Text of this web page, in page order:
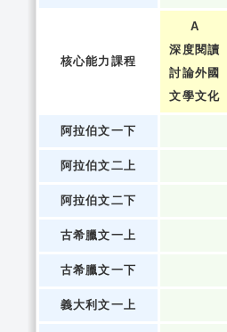
核心能力課程
A
深度閱讀
討論外國
文學文化
阿拉伯文一下
阿拉伯文二上
阿拉伯文二下
古希臘文一上
古希臘文一下
義大利文一上